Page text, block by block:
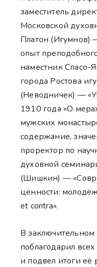
заместитель
Московской
Платон (Игумнов)
опыт
наместник Спасо-
города Ростова
(Неводничек) —
1910 года «О
мужских
содержание,
проректор по
духовной
(Шишкин) —
ценности:
et contra».
В
поблагодарил
и подвел итоги её